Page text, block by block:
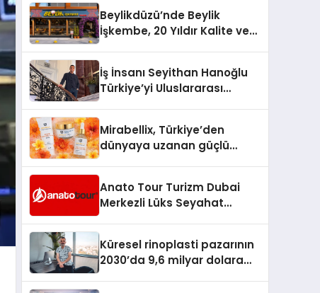
Beylikdüzü’nde Beylik
İşkembe, 20 Yıldır Kalite ve
İş İnsanı Seyithan Hanoğlu
Türkiye’yi Uluslararası
Mirabellix, Türkiye’den
dünyaya uzanan güçlü
Anato Tour Turizm Dubai
Merkezli Lüks Seyahat
Küresel rinoplasti pazarının
2030’da 9,6 milyar dolara